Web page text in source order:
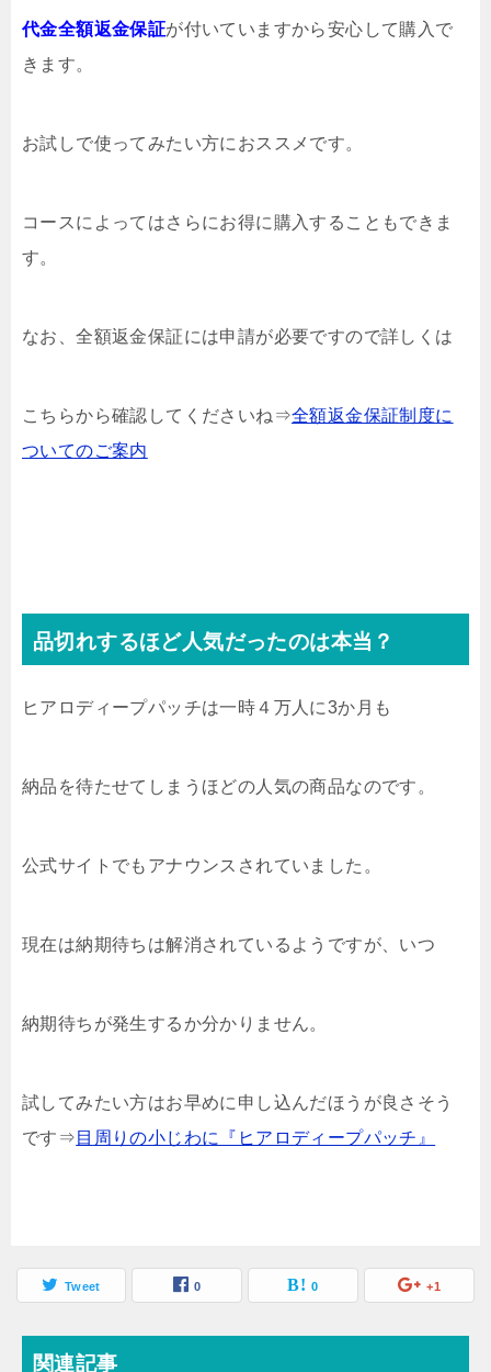
代金全額返金保証が付いていますから安心して購入で
きます。
お試しで使ってみたい方におススメです。
コースによってはさらにお得に購入することもできま
す。
なお、全額返金保証には申請が必要ですので詳しくは
こちらから確認してくださいね⇒全額返金保証制度に
ついてのご案内
品切れするほど人気だったのは本当？
ヒアロディープパッチは一時４万人に3か月も
納品を待たせてしまうほどの人気の商品なのです。
公式サイトでもアナウンスされていました。
現在は納期待ちは解消されているようですが、いつ
納期待ちが発生するか分かりません。
試してみたい方はお早めに申し込んだほうが良さそう
です⇒ 目周りの小じわに『ヒアロディープパッチ』
Tweet 0 0 +1
関連記事